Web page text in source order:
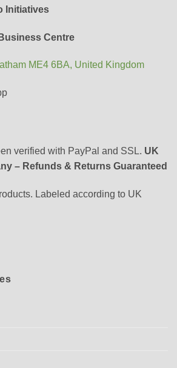
Initiatives
Centre
ME4 6BA, United Kingdom
verified with PayPal and SSL. UK
– Refunds & Returns Guaranteed
Labeled according to UK